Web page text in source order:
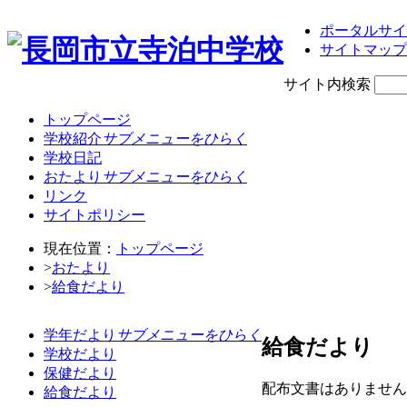
ポータルサ
サイトマップ
サイト内検索
トップページ
学校紹介サブメニューをひらく
学校日記
おたより サブメニューをひらく
リンク
サイトポリシー
現在位置：
トップページ
>おたより
>給食だより
学年だより サブメニューをひらく
学校だより
保健だより
給食だより
給食だより
配布文書はありませ